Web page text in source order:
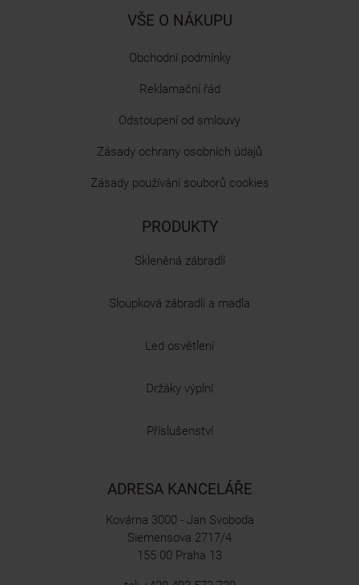
VŠE O NÁKUPU
Obchodní podmínky
Reklamační řád
Odstoupení od smlouvy
Zásady ochrany osobních údajů
Zásady používání souborů cookies
PRODUKTY
Skleněná zábradlí
Sloupková zábradlí a madla
Led osvětlení
Držáky výplní
Příslušenství
ADRESA KANCELÁŘE
Kovárna 3000 - Jan Svoboda
Siemensova 2717/4
155 00 Praha 13